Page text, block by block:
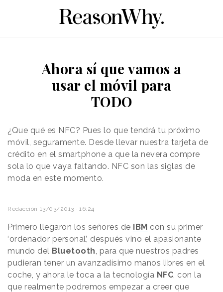
Ahora sí que vamos a
usar el móvil para
TODO
¿Que qué es NFC? Pues lo que tendrá tu próximo
móvil, seguramente. Desde llevar nuestra tarjeta de
crédito en el smartphone a que la nevera compre
sola lo que vaya faltando. NFC son las siglas de
moda en este momento.
Redacción 13/03/2013 · 16:24
Primero llegaron los señores de IBM con su primer
‘ordenador personal’, después vino el apasionante
mundo del Bluetooth , para que nuestros padres
pudieran tener un avanzadísimo manos libres en el
coche, y ahora le toca a la tecnología NFC , con la
que realmente podremos empezar a creer que